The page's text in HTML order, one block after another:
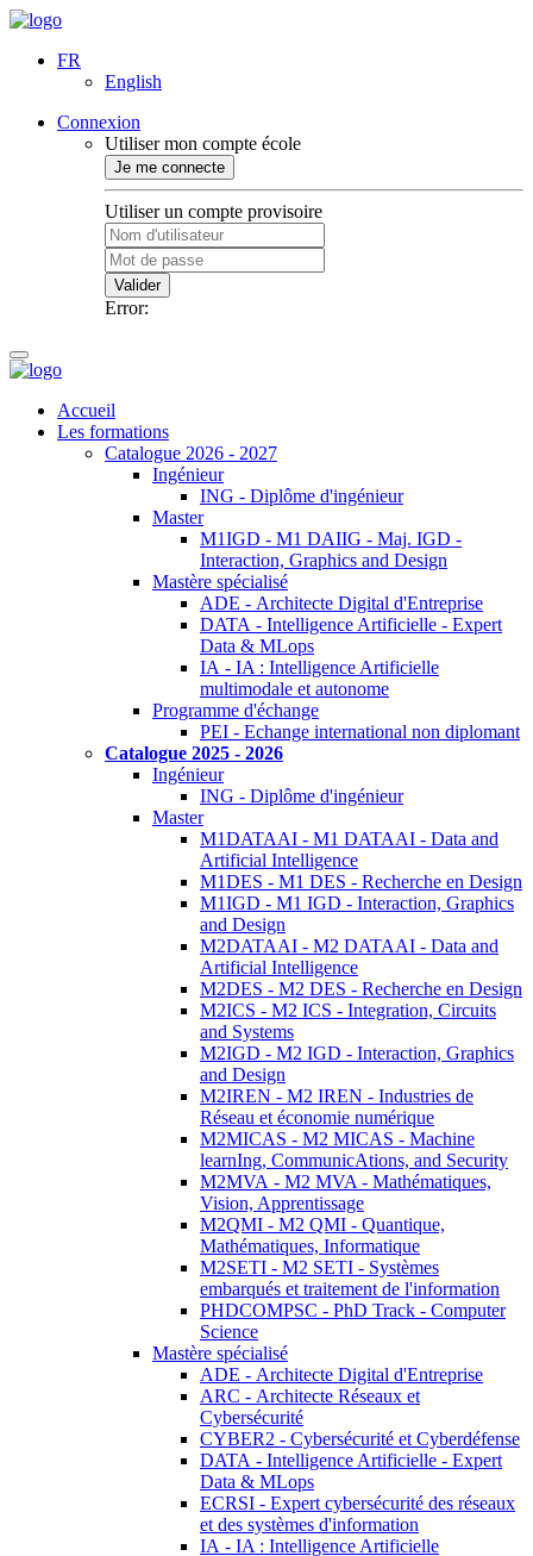
FR
English
Connexion
Utiliser mon compte école
Je me connecte
Utiliser un compte provisoire
Valider
Error:
Accueil
Les formations
Catalogue 2026 - 2027
Ingénieur
ING - Diplôme d'ingénieur
Master
M1IGD - M1 DAIIG - Maj. IGD -
Interaction, Graphics and Design
Mastère spécialisé
ADE - Architecte Digital d'Entreprise
DATA - Intelligence Artificielle - Expert
Data & MLops
IA - IA : Intelligence Artificielle
multimodale et autonome
Programme d'échange
PEI - Echange international non diplomant
Catalogue 2025 - 2026
Ingénieur
ING - Diplôme d'ingénieur
Master
M1DATAAI - M1 DATAAI - Data and
Artificial Intelligence
M1DES - M1 DES - Recherche en Design
M1IGD - M1 IGD - Interaction, Graphics
and Design
M2DATAAI - M2 DATAAI - Data and
Artificial Intelligence
M2DES - M2 DES - Recherche en Design
M2ICS - M2 ICS - Integration, Circuits
and Systems
M2IGD - M2 IGD - Interaction, Graphics
and Design
M2IREN - M2 IREN - Industries de
Réseau et économie numérique
M2MICAS - M2 MICAS - Machine
learnIng, CommunicAtions, and Security
M2MVA - M2 MVA - Mathématiques,
Vision, Apprentissage
M2QMI - M2 QMI - Quantique,
Mathématiques, Informatique
M2SETI - M2 SETI - Systèmes
embarqués et traitement de l'information
PHDCOMPSC - PhD Track - Computer
Science
Mastère spécialisé
ADE - Architecte Digital d'Entreprise
ARC - Architecte Réseaux et
Cybersécurité
CYBER2 - Cybersécurité et Cyberdéfense
DATA - Intelligence Artificielle - Expert
Data & MLops
ECRSI - Expert cybersécurité des réseaux
et des systèmes d'information
IA - IA : Intelligence Artificielle